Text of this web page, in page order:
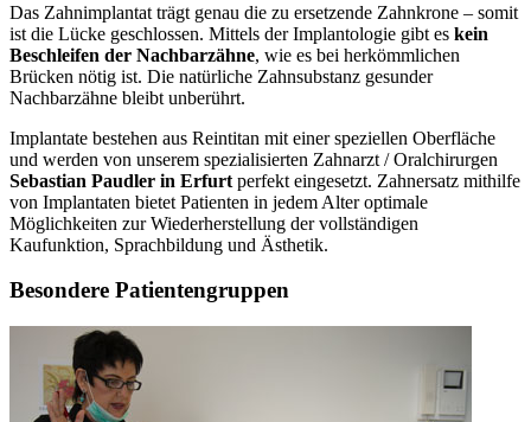
Das Zahnimplantat trägt genau die zu ersetzende Zahnkrone – somit
ist die Lücke geschlossen. Mittels der Implantologie gibt es kein
Beschleifen der Nachbarzähne, wie es bei herkömmlichen
Brücken nötig ist. Die natürliche Zahnsubstanz gesunder
Nachbarzähne bleibt unberührt.
Implantate bestehen aus Reintitan mit einer speziellen Oberfläche
und werden von unserem spezialisierten Zahnarzt / Oralchirurgen
Sebastian Paudler in Erfurt perfekt eingesetzt. Zahnersatz mithilfe
von Implantaten bietet Patienten in jedem Alter optimale
Möglichkeiten zur Wiederherstellung der vollständigen
Kaufunktion, Sprachbildung und Ästhetik.
Besondere Patientengruppen